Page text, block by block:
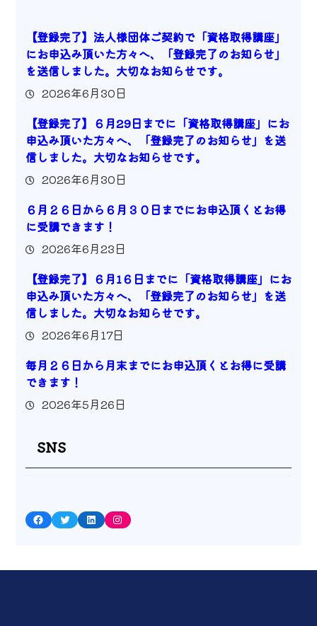
【登録完了】法人様団体ご契約で「資格取得講座」
にお申込み頂いた方々へ、「登録完了のお知らせ」
を送信しました。大切なお知らせです。
2026年6月30日
【登録完了】６月29日までに「資格取得講座」にお
申込み頂いた方々へ、「登録完了のお知らせ」を送
信しました。大切なお知らせです。
2026年6月30日
６月２６日から６月３０日までにお申込頂くとお得
に受講できます！
2026年6月23日
【登録完了】６月1６日までに「資格取得講座」にお
申込み頂いた方々へ、「登録完了のお知らせ」を送
信しました。大切なお知らせです。
2026年6月17日
毎月２６日から月末までにお申込頂くとお得に受講
できます！
2026年5月26日
SNS
Facebook Twitter LinkedIn Instagram